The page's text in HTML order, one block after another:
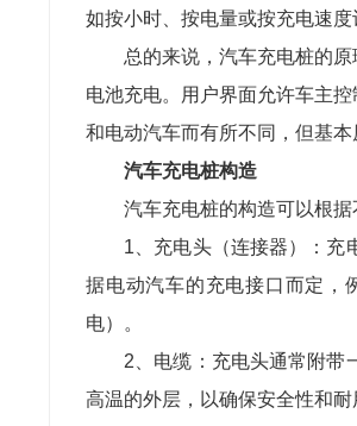
如按小时、按电量或按充电速度
总的来说，汽车充电桩的
电池充电。用户界面允许车主
和电动汽车而有所不同，但基本
汽车充电桩构造
汽车充电桩的构造可以根
1、 充电头（连接器）：充
据电动汽车的充电接口而定，
电）。
2、 电缆：充电头通常附带
高温的外层，以确保安全性和耐